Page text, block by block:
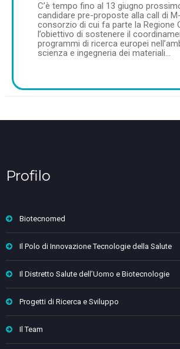
C’è tempo fino al 13 giugno
candidare pre-proposte alla call di M-
consorzio di cui fa parte la Regione
l’obiettivo di sostenere il
programmi di ricerca europei
scienza e ingegneria dei materiali…
Profilo
Biotecnomed
Il Polo di Innovazione Tecnologie della Salute
Il Distretto Salute dell’Uomo e Biotecnologie
Progetti di Ricerca e Sviluppo
Il Team